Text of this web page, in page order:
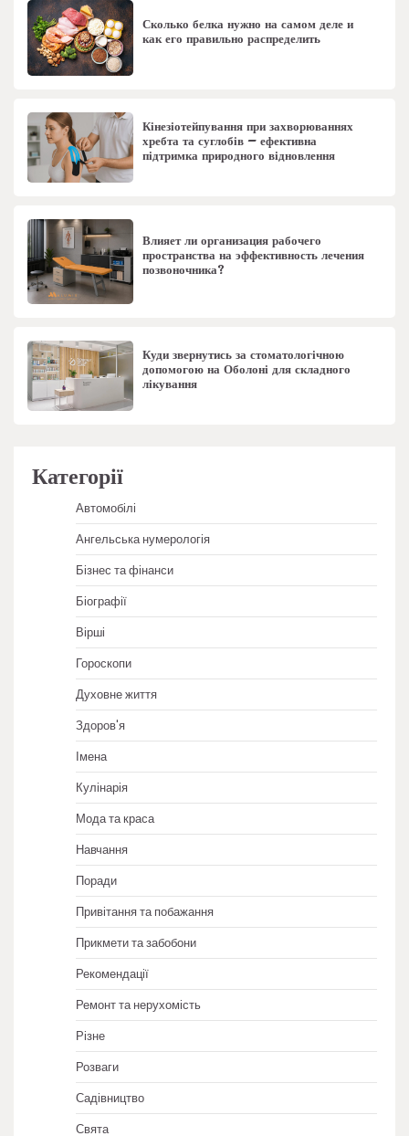
Сколько белка нужно на самом деле и
как его правильно распределить
Кінезіотейпування при захворюваннях
хребта та суглобів – ефективна
підтримка природного відновлення
Влияет ли организация рабочего
пространства на эффективность лечения
позвоночника?
Куди звернутись за стоматологічною
допомогою на Оболоні для складного
лікування
Категорії
Автомобілі
Ангельська нумерологія
Бізнес та фінанси
Біографії
Вірші
Гороскопи
Духовне життя
Здоров'я
Імена
Кулінарія
Мода та краса
Навчання
Поради
Привітання та побажання
Прикмети та забобони
Рекомендації
Ремонт та нерухомість
Різне
Розваги
Садівництво
Свята